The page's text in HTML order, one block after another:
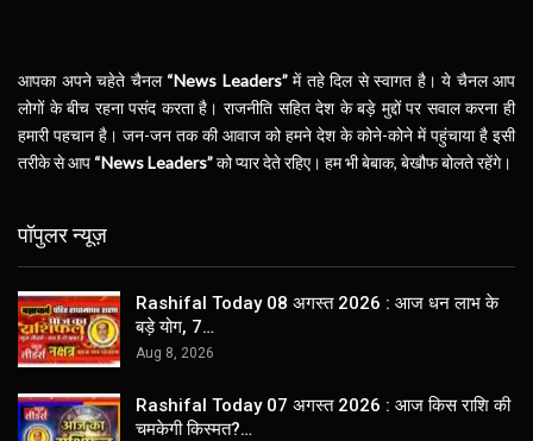
आपका अपने चहेते चैनल “News Leaders”में तहे दिल से स्वागत है। ये चैनल आप
लोगों के बीच रहना पसंद करता है। राजनीति सहित देश के बड़े मुद्दों पर सवाल करना ही
हमारी पहचान है। जन-जन तक की आवाज को हमने देश के कोने-कोने में पहुंचाया है इसी
तरीके से आप “News Leaders”को प्यार देते रहिए। हम भी बेबाक, बेखौफ बोलते रहेंगे।
पॉपुलर न्यूज़
Rashifal Today 08 अगस्त 2026 : आज धन लाभ के
बड़े योग, 7…
Aug 8, 2026
Rashifal Today 07 अगस्त 2026 : आज किस राशि की
चमकेगी किस्मत?…